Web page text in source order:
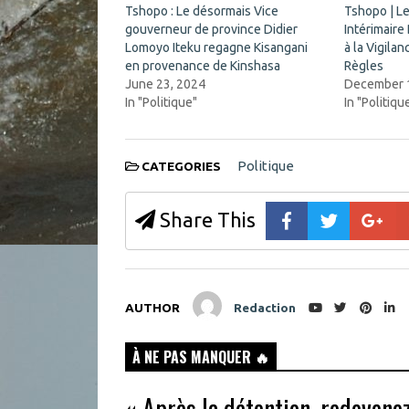
k
(
O
p
e
n
s
i
n
w
i
n
o
w
)
i
n
n
e
w
w
i
n
d
)
Tshopo : Le désormais Vice
gouverneur de province Didier
Lomoyo Iteku regagne Kisangani
en provenance de Kinshasa
June 23, 2024
In "Politique"
Tshopo |
Intérimaire
à la
Règles
December
In
CATEGORIES Politique
Share This
AUTHOR Redaction
À NE PAS MANQUER 🔥